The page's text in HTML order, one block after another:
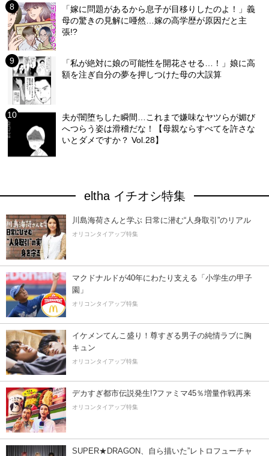
「嫁に問題があるから息子が目移りしたのよ！」義
母の驚きの見解に唖然…嫁の高学歴が原因だと主
張!?
「私が絶対に娘の可能性を開花させる…！」娘に高
額を注ぎ自分の夢を押しつけた母の大誤算
夫が闇堕ちした瞬間…これまで嫌味なヤツらが媚び
へつらう姿は滑稽だな！【母親ならすべてを許さな
いとダメですか？ Vol.28】
eltha イチオシ特集
川島海荷さんと学ぶ 日常に潜む“人身取引”のリアル
オリコンタイアップ特集
マクドナルドが40年にわたり支える「小学生の甲子
園」
オリコンタイアップ特集
イケメンてんこ盛り！尊すぎる男子の純情ラブに胸
キュン
オリコンタイアップ特集
デカすぎ都市伝説発生!?ファミマ45％増量作戦再来
オリコンタイアップ特集
SUPER★DRAGON、自ら描いた”レトロフューチャ